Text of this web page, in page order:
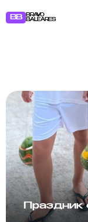
BB
BRAVO
BALEARES
РЕСТОРАНЫ